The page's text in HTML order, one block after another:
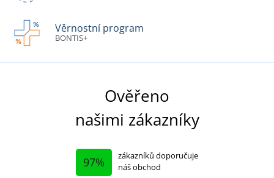
Věrnostní program
BONTIS+
Ověřeno
našimi zákazníky
97%
zákazníků doporučuje
náš obchod